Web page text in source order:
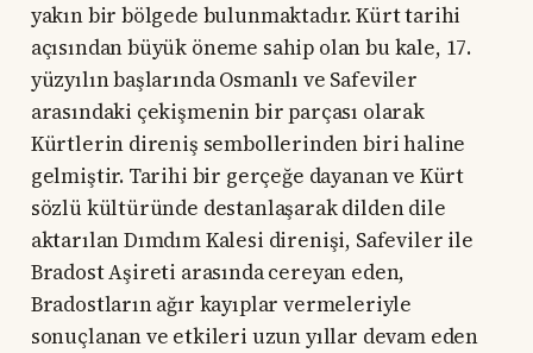
yakın bir bölgede bulunmaktadır. Kürt tarihi
açısından büyük öneme sahip olan bu kale, 17.
yüzyılın başlarında Osmanlı ve Safeviler
arasındaki çekişmenin bir parçası olarak
Kürtlerin direniş sembollerinden biri haline
gelmiştir. Tarihi bir gerçeğe dayanan ve Kürt
sözlü kültüründe destanlaşarak dilden dile
aktarılan Dımdım Kalesi direnişi, Safeviler ile
Bradost Aşireti arasında cereyan eden,
Bradostların ağır kayıplar vermeleriyle
sonuçlanan ve etkileri uzun yıllar devam eden